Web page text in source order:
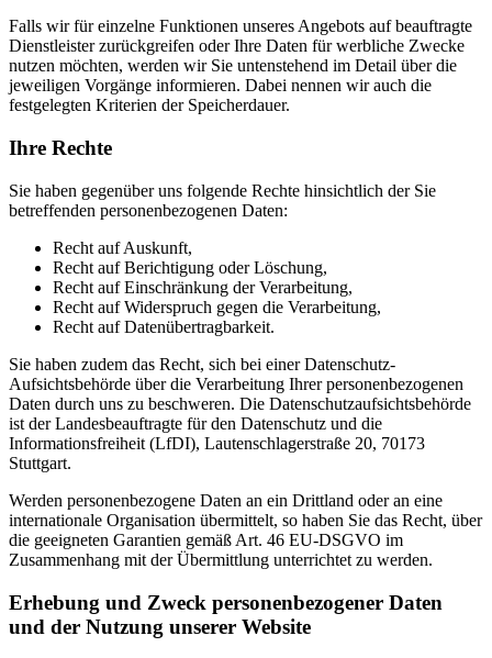
Falls wir für einzelne Funktionen unseres Angebots auf beauftragte
Dienstleister zurückgreifen oder Ihre Daten für werbliche Zwecke
nutzen möchten, werden wir Sie untenstehend im Detail über die
jeweiligen Vorgänge informieren. Dabei nennen wir auch die
festgelegten Kriterien der Speicherdauer.
Ihre Rechte
Sie haben gegenüber uns folgende Rechte hinsichtlich der Sie
betreffenden personenbezogenen Daten:
Recht auf Auskunft,
Recht auf Berichtigung oder Löschung,
Recht auf Einschränkung der Verarbeitung,
Recht auf Widerspruch gegen die Verarbeitung,
Recht auf Datenübertragbarkeit.
Sie haben zudem das Recht, sich bei einer Datenschutz-
Aufsichtsbehörde über die Verarbeitung Ihrer personenbezogenen
Daten durch uns zu beschweren. Die Datenschutzaufsichtsbehörde
ist der Landesbeauftragte für den Datenschutz und die
Informationsfreiheit (LfDI), Lautenschlagerstraße 20, 70173
Stuttgart.
Werden personenbezogene Daten an ein Drittland oder an eine
internationale Organisation übermittelt, so haben Sie das Recht, über
die geeigneten Garantien gemäß Art. 46 EU-DSGVO im
Zusammenhang mit der Übermittlung unterrichtet zu werden.
Erhebung und Zweck personenbezogener Daten
und der Nutzung unserer Website